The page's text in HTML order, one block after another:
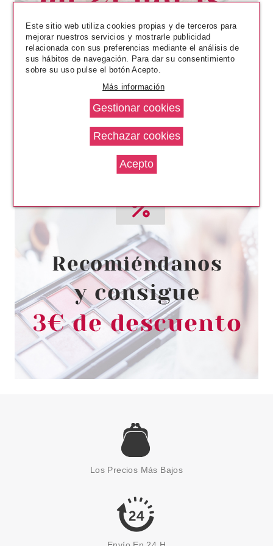
Pvr 3.59€
-17%
desde
2.99€
ESSENCE PALETA ROSTRO Y
OJOS 4 SOMBRAS + COLORETE
+ ILUMINADOR 02 RISE AND
SHINE
-27%
desde
3.66€
ESSENCE
ESSENCE YEE HAW!
COLORETE EN STICK 9 G
4.15€
Los Precios Más Bajos
Este sitio web utiliza cookies propias y de terceros para
mejorar nuestros servicios y mostrarle publicidad
relacionada con sus preferencias mediante el análisis de
sus hábitos de navegación. Para dar su consentimiento
sobre su uso pulse el botón Acepto.
Más información